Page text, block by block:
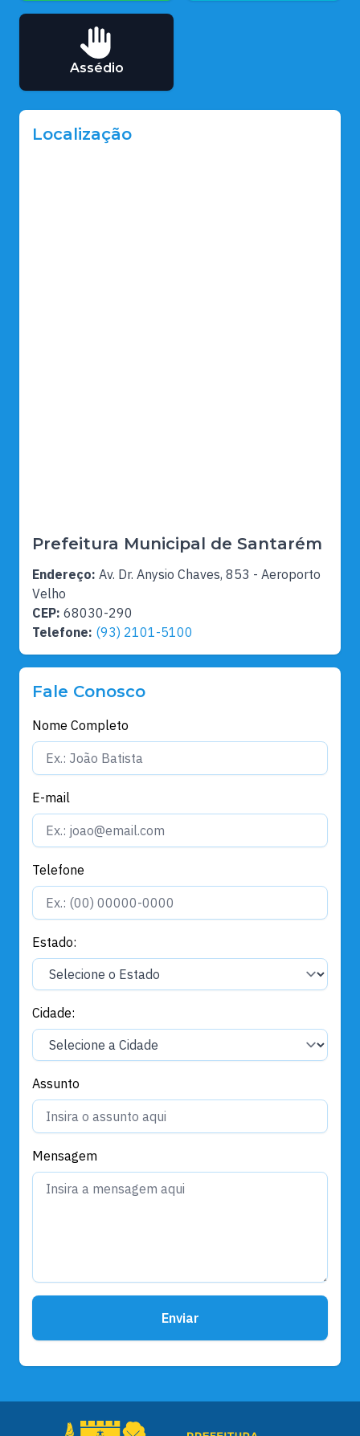
Assédio
Localização
Prefeitura Municipal de Santarém
Endereço: Av. Dr. Anysio Chaves, 853 - Aeroporto
Velho
CEP: 68030-290
Telefone: (93) 2101-5100
Fale Conosco
Nome Completo
E-mail
Telefone
Estado:
Cidade:
Assunto
Mensagem
Enviar